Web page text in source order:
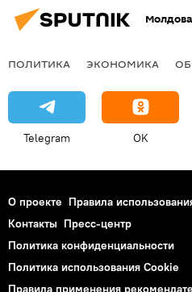
Молдова
ПОЛИТИКА ЭКОНОМИКА
Telegram OK
О проекте Правила
Контакты Пресс-центр
Политика конфиденциальности
Политика использования Cookie
Правила применения